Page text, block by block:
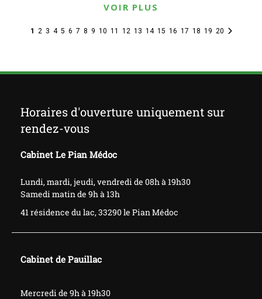
VOIR PLUS
1 2 3 4 5 6 7 8 9 10 11 12 13 14 15 16 17 18 19 20
Horaires d'ouverture uniquement sur
rendez-vous
Cabinet Le Pian Médoc
Lundi, mardi, jeudi, vendredi de 08h à 19h30
Samedi matin de 9h à 13h
41 résidence du lac, 33290 le Pian Médoc
Cabinet de Pauillac
​​​​​Mercredi de 9h à 19h30